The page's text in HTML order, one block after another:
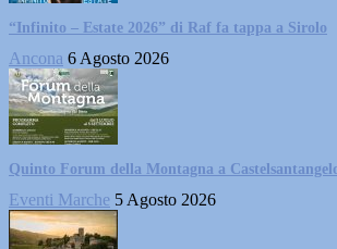
“Infinito – Estate 2026” di Raf fa tappa a Sirolo
Ancona 6 Agosto 2026
Quinto Forum della Montagna a
Eventi Marche 5 Agosto 2026